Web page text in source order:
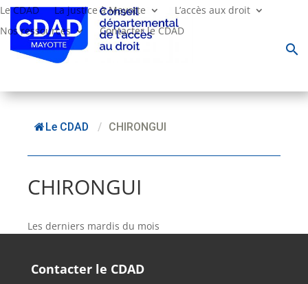
Le CDAD La justice à Mayotte
L’accès aux droit
Nos ressources
Contacter le CDAD
search
Le CDAD / CHIRONGUI
CHIRONGUI
Les derniers mardis du mois
Contacter le CDAD